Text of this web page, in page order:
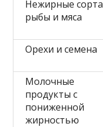
Нежирные сорта
рыбы и мяса
Орехи и семена
Молочные
продукты с
пониженной
жирностью